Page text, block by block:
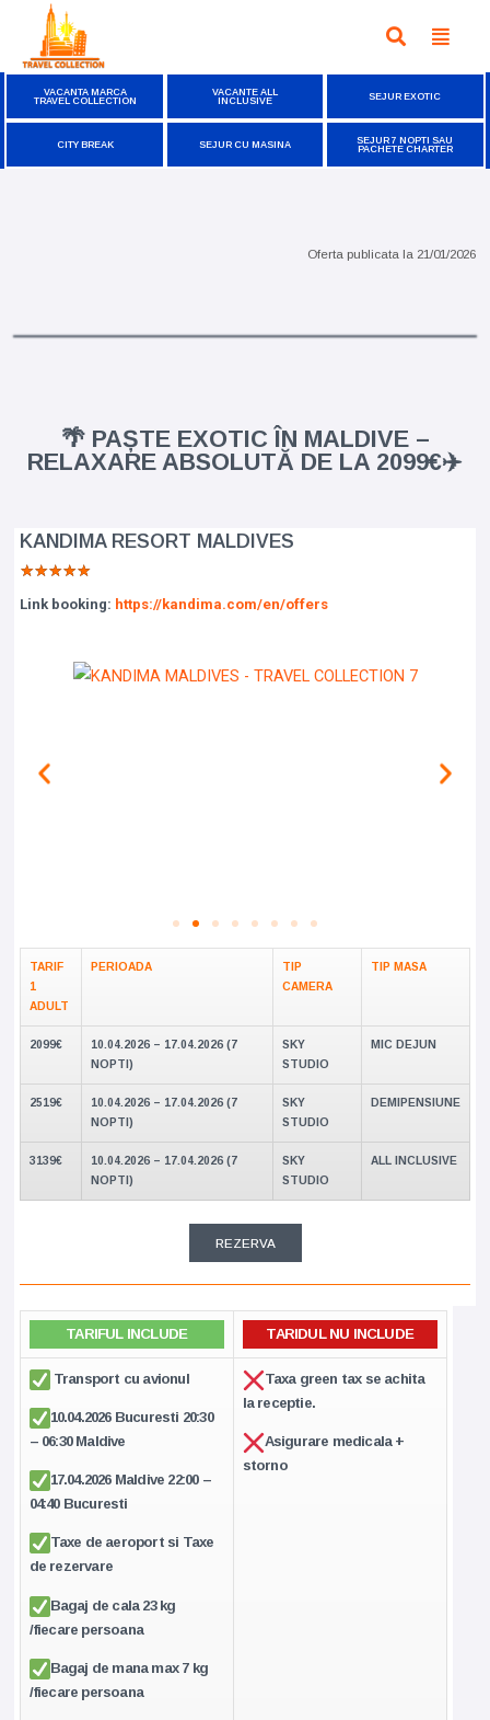
VACANTA MARCA
TRAVEL COLLECTION
VACANTE ALL
INCLUSIVE
SEJUR EXOTIC
CITY BREAK SEJUR CU MASINA
SEJUR 7 NOPTI SAU
PACHETE CHARTER
Oferta publicata la 21/01/2026
🌴 PAȘTE EXOTIC ÎN MALDIVE –
RELAXARE ABSOLUTĂ DE LA 2099€✈️
KANDIMA RESORT MALDIVES
★★★★★
Link booking: https://kandima.com/en/offers
TARIF
1
ADULT
PERIOADA
TIP
CAMERA
TIP MASA
2099€
10.04.2026 – 17.04.2026 (7
NOPTI)
SKY
STUDIO
MIC DEJUN
2519€
10.04.2026 – 17.04.2026 (7
NOPTI)
SKY
STUDIO
DEMIPENSIUNE
3139€
10.04.2026 – 17.04.2026 (7
NOPTI)
SKY
STUDIO
ALL INCLUSIVE
REZERVA
TARIFUL INCLUDE TARIDUL NU INCLUDE
Transport cu avionul
10.04.2026 Bucuresti 20:30
– 06:30 Maldive
17.04.2026 Maldive 22:00 –
04:40 Bucuresti
Taxe de aeroport si Taxe
de rezervare
Bagaj de cala 23 kg
/fiecare persoana
Bagaj de mana max 7 kg
/fiecare persoana
Taxa green tax se achita
la receptie.
Asigurare medicala +
storno